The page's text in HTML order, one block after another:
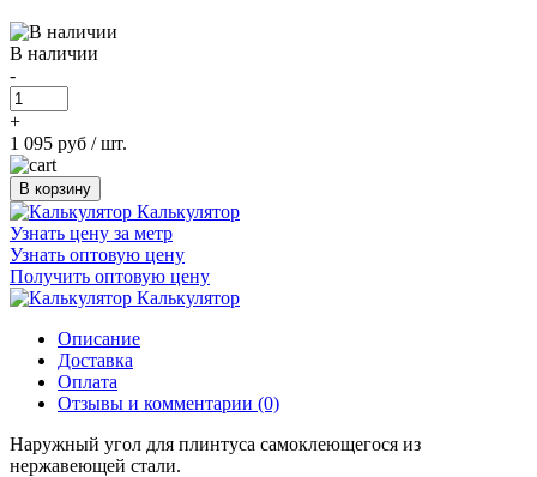
В наличии
-
+
1 095 руб / шт.
В корзину
Калькулятор
Узнать цену за метр
Узнать оптовую цену
Получить оптовую цену
Калькулятор
Описание
Доставка
Оплата
Отзывы и комментарии (0)
Наружный угол для плинтуса самоклеющегося из
нержавеющей стали.